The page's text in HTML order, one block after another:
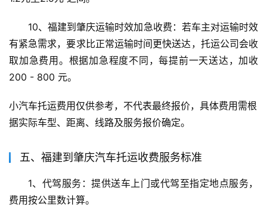
10、福建到肇庆运输时效加急收费：若车主对运输时效
有紧急需求，要求比正常运输时间更快送达，托运公司会收
取加急费用。根据加急程度不同，每提前一天送达，加收
200 - 800 元。
小汽车托运费用仅供参考，不代表最终报价，具体费用需根
据实际车型、距离、线路及服务报价确定。
五、福建到肇庆汽车托运收费服务标准
1、代驾服务：提供送车上门或代驾至指定地点服务，
费用按公里数计算。